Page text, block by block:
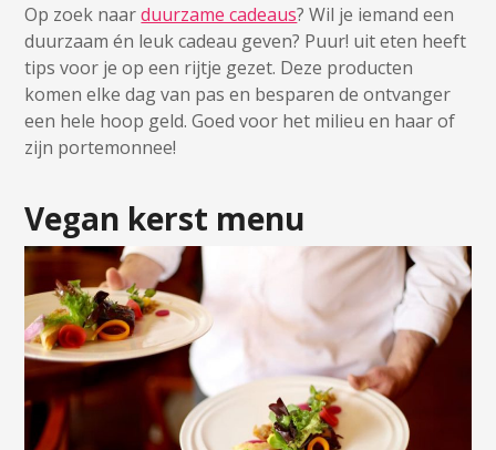
Op zoek naarduurzame cadeaus? Wil je iemand een
duurzaam én leuk cadeau geven? Puur! uit eten heeft
tips voor je op een rijtje gezet. Deze producten
komen elke dag van pas en besparen de ontvanger
een hele hoop geld. Goed voor het milieu en haar of
zijn portemonnee!
Vegan kerst menu